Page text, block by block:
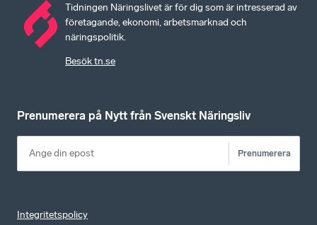
Tidningen Näringslivet är för dig som är intresserad av
företagande, ekonomi, arbetsmarknad och
näringspolitik.
Besök tn.se
Prenumerera på Nytt från Svenskt Näringsliv
Prenumerera
Integritetspolicy